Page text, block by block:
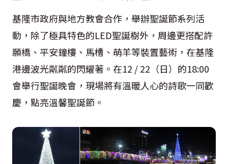
基隆市政府與地方教會合作，舉辦聖誕節系列活
動，除了極具特色的LED聖誕樹外，周邊更搭配許
願橋、平安鐘樓、馬槽、萌羊等裝置藝術，在基隆
港邊波光粼粼的閃耀著。在12 / 22 （日）的18:00
會舉行聖誕晚會，現場將有溫暖人心的詩歌一同歡
慶，點亮溫馨聖誕節。